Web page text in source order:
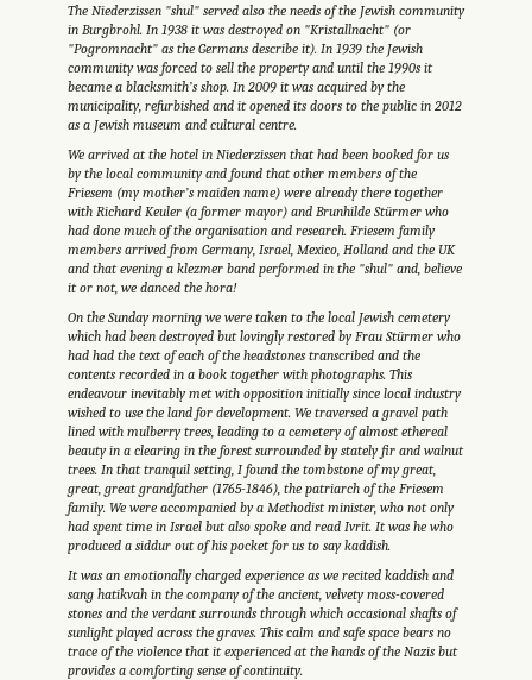
The Niederzissen "shul" served also the needs of the Jewish community
in Burgbrohl. In 1938 it was destroyed on "Kristallnacht" (or
"Pogromnacht" as the Germans describe it). In 1939 the Jewish
community was forced to sell the property and until the 1990s it
became a blacksmith’s shop. In 2009 it was acquired by the
municipality, refurbished and it opened its doors to the public in 2012
as a Jewish museum and cultural centre.
We arrived at the hotel in Niederzissen that had been booked for us
by the local community and found that other members of the
Friesem (my mother’s maiden name) were already there together
with Richard Keuler (a former mayor) and Brunhilde Stürmer who
had done much of the organisation and research. Friesem family
members arrived from Germany, Israel, Mexico, Holland and the UK
and that evening a klezmer band performed in the "shul" and, believe
it or not, we danced the hora!
On the Sunday morning we were taken to the local Jewish cemetery
which had been destroyed but lovingly restored by Frau Stürmer who
had had the text of each of the headstones transcribed and the
contents recorded in a book together with photographs. This
endeavour inevitably met with opposition initially since local industry
wished to use the land for development. We traversed a gravel path
lined with mulberry trees, leading to a cemetery of almost ethereal
beauty in a clearing in the forest surrounded by stately fir and walnut
trees. In that tranquil setting, I found the tombstone of my great,
great, great grandfather (1765-1846), the patriarch of the Friesem
family. We were accompanied by a Methodist minister, who not only
had spent time in Israel but also spoke and read Ivrit. It was he who
produced a siddur out of his pocket for us to say kaddish.
It was an emotionally charged experience as we recited kaddish and
sang hatikvah in the company of the ancient, velvety moss-covered
stones and the verdant surrounds through which occasional shafts of
sunlight played across the graves. This calm and safe space bears no
trace of the violence that it experienced at the hands of the Nazis but
provides a comforting sense of continuity.